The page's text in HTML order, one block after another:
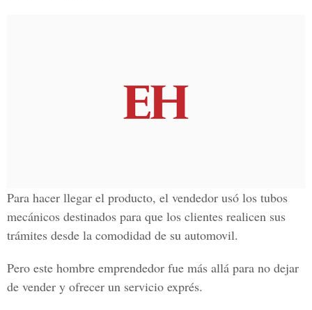
Para hacer llegar el producto, el vendedor usó los tubos
mecánicos destinados para que los clientes realicen sus
trámites desde la comodidad de su automovil.
Pero este hombre emprendedor fue más allá para no dejar
de vender y ofrecer un servicio exprés.